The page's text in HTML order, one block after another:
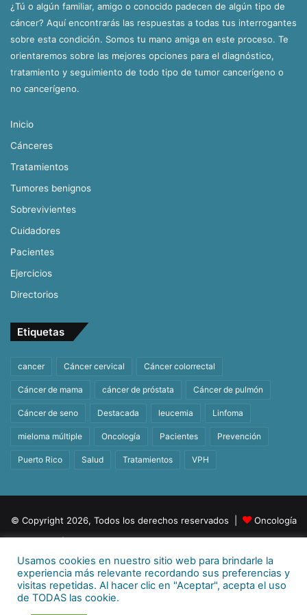
¿Tú o algún familiar, amigo o conocido padecen de algún tipo de
cáncer? Aquí encontrarás las respuestas a todas tus interrogantes
sobre esta condición. Somos tu mano amiga en este proceso. Te
orientaremos sobre las mejores opciones para el diagnóstico,
tratamiento y seguimiento de todo tipo de tumor cancerígeno o
no cancerígeno.
Inicio
Cánceres
Tratamientos
Tumores benignos
Sobrevivientes
Cuidadores
Pacientes
Ejercicios
Directorios
Etiquetas
cancer Cáncer cervical Cáncer colorrectal
Cáncer de mama cáncer de próstata Cáncer de pulmón
Cáncer de seno Destacada leucemia Linfoma
mieloma múltiple Oncología Pacientes Prevención
Puerto Rico Salud Tratamientos VPH
© Copyright 2026, Todos los derechos reservados |
Oncología
Para más información
E-mail:info@behealthpr.com
FacebookTwitter
Usamos cookies en nuestro sitio web para brindarle la
experiencia más relevante recordando sus preferencias y
visitas repetidas. Al hacer clic en "Aceptar", acepta el uso
de TODAS las cookie.